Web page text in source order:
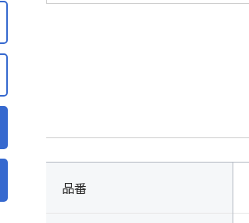
品番